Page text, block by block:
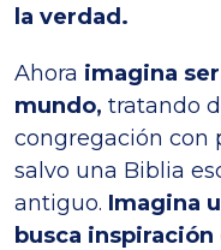
la verdad.
Ahora imagina
mundo, tratando
congregación con
salvo una Biblia
antiguo. Imagina
busca